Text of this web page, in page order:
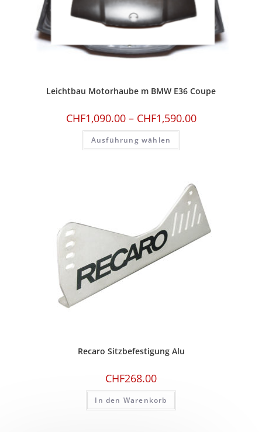
Leichtbau Motorhaube m BMW E36 Coupe
CHF1,090.00– CHF1,590.00
Ausführung wählen
Recaro Sitzbefestigung Alu
CHF268.00
In den Warenkorb